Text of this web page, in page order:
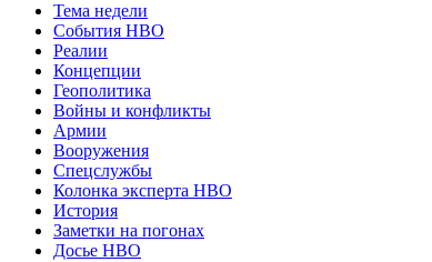
Тема недели
События НВО
Реалии
Концепции
Геополитика
Войны и конфликты
Армии
Вооружения
Спецслужбы
Колонка эксперта НВО
История
Заметки на погонах
Досье НВО